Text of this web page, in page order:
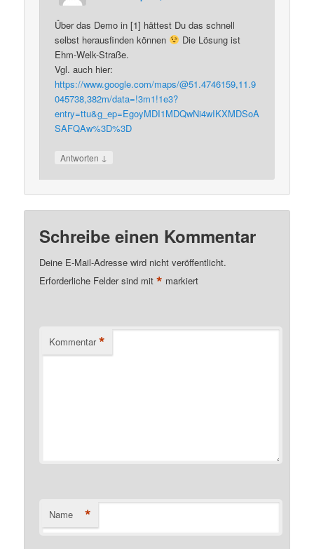
Über das Demo in [1] hättest Du das schnell
selbst herausfinden können
Die Lösung ist
Ehm-Welk-Straße.
Vgl. auch hier:
https://www.google.com/maps/@51.4746159,11.9
045738,382m/data=!3m1!1e3?
entry=ttu&g_ep=EgoyMDI1MDQwNi4wIKXMDSoA
SAFQAw%3D%3D
Antworten ↓
Schreibe einen Kommentar
Deine E-Mail-Adresse wird nicht veröffentlicht.
Erforderliche Felder sind mit* markiert
Kommentar *
Name *